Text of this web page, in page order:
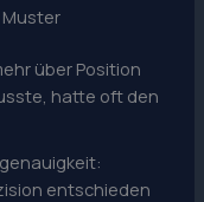
über Position
hatte oft den
entschieden